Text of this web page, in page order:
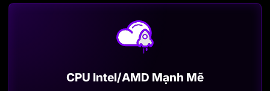
CPU Intel/AMD Mạnh Mẽ